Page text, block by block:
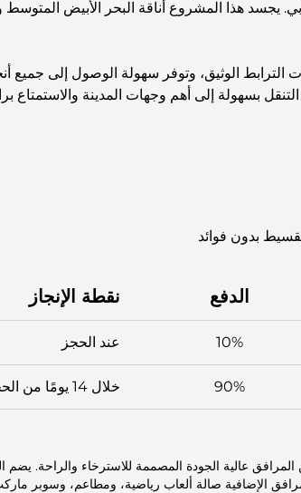
دبي. يجسد هذا المشروع أناقة البحر الأبيض
الوثيق، وتوفر سهولة الوصول إلى جميع
بسهولة إلى أهم وجهات المدينة والاستمتاع
الدفع نقطة الإنجاز
10% عند الحجز
90% خلال 14 يومًا من الحجز
عالية الجودة المصممة للاسترخاء والراحة. يضم
الإضافية صالة ألعاب رياضية، ومطاعم، وسوبر